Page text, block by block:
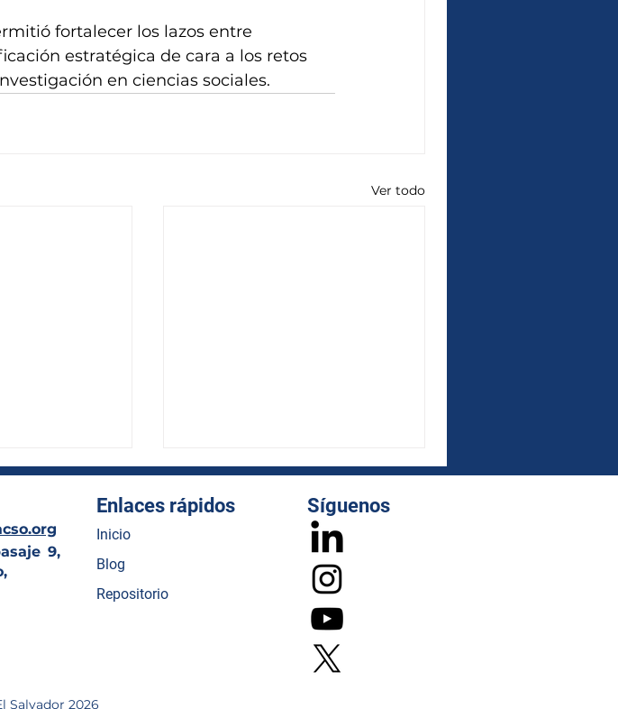
fortalecer los lazos entre
estratégica de cara a los retos
en ciencias sociales.
Ver todo
El Salvador reunirá a
especialistas de 15 países en
el principal foro regional de
9,
Enlaces rápidos
Inicio
Blog
Repositorio
Salvador 2026
Síguenos